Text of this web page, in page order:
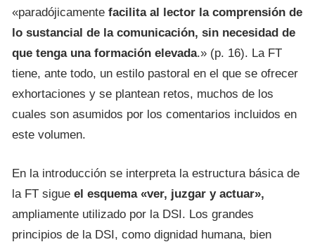
«paradójicamente facilita al lector la comprensión de
lo sustancial de la comunicación, sin necesidad de
que tenga una formación elevada.» (p. 16). La FT
tiene, ante todo, un estilo pastoral en el que se ofrecer
exhortaciones y se plantean retos, muchos de los
cuales son asumidos por los comentarios incluidos en
este volumen.
En la introducción se interpreta la estructura básica de
la FT sigue el esquema «ver, juzgar y actuar»,
ampliamente utilizado por la DSI. Los grandes
principios de la DSI, como dignidad humana, bien